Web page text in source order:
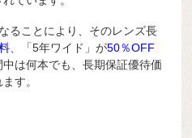
ることにより、そのレンズ長
、「5年ワイド」が50％OFF
は何本でも、長期保証優待価
す。